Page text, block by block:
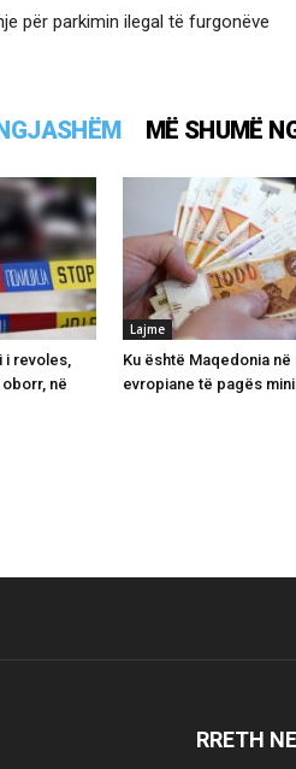
për parkimin ilegal të furgonëve
MË SHUMË
i revoles,
në
Lajme
Ku është Maqedonia në
evropiane të pagës
RRETH